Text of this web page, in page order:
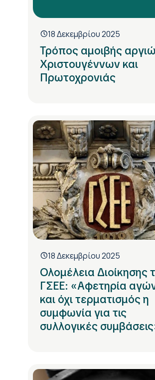
18 Δεκεμβρίου 2025
Τρόπος αμοιβής
Χριστουγέννων και
Πρωτοχρονιάς
18 Δεκεμβρίου 2025
Ολομέλεια Διοίκησης
ΓΣΕΕ: «Αφετηρία
και όχι τερματισμός η
συμφωνία για τις
συλλογικές